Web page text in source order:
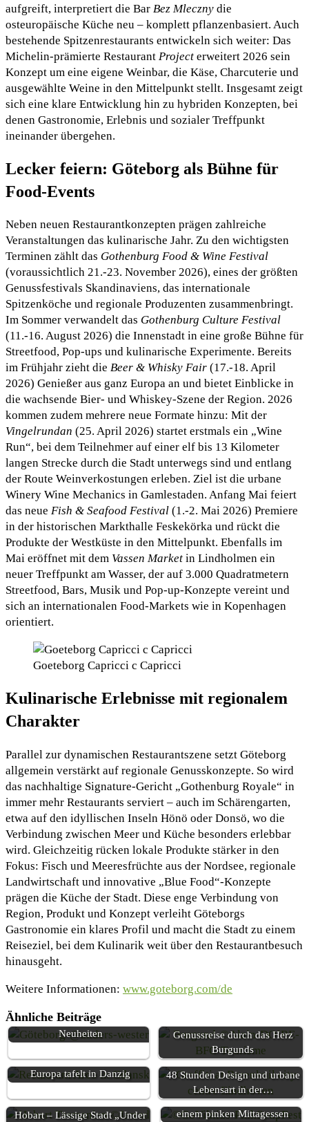
aufgreift, interpretiert die Bar Bez Mleczny die
osteuropäische Küche neu – komplett pflanzenbasiert. Auch
bestehende Spitzenrestaurants entwickeln sich weiter: Das
Michelin-prämierte Restaurant Project erweitert 2026 sein
Konzept um eine eigene Weinbar, die Käse, Charcuterie und
ausgewählte Weine in den Mittelpunkt stellt. Insgesamt zeigt
sich eine klare Entwicklung hin zu hybriden Konzepten, bei
denen Gastronomie, Erlebnis und sozialer Treffpunkt
ineinander übergehen.
Lecker feiern: Göteborg als Bühne für
Food-Events
Neben neuen Restaurantkonzepten prägen zahlreiche
Veranstaltungen das kulinarische Jahr. Zu den wichtigsten
Terminen zählt das Gothenburg Food & Wine Festival
(voraussichtlich 21.-23. November 2026), eines der größten
Genussfestivals Skandinaviens, das internationale
Spitzenköche und regionale Produzenten zusammenbringt.
Im Sommer verwandelt das Gothenburg Culture Festival
(11.-16. August 2026) die Innenstadt in eine große Bühne für
Streetfood, Pop-ups und kulinarische Experimente. Bereits
im Frühjahr zieht die Beer & Whisky Fair (17.-18. April
2026) Genießer aus ganz Europa an und bietet Einblicke in
die wachsende Bier- und Whiskey-Szene der Region. 2026
kommen zudem mehrere neue Formate hinzu: Mit der
Vingelrundan (25. April 2026) startet erstmals ein „Wine
Run“, bei dem Teilnehmer auf einer elf bis 13 Kilometer
langen Strecke durch die Stadt unterwegs sind und entlang
der Route Weinverkostungen erleben. Ziel ist die urbane
Winery Wine Mechanics in Gamlestaden. Anfang Mai feiert
das neue Fish & Seafood Festival (1.-2. Mai 2026) Premiere
in der historischen Markthalle Feskekörka und rückt die
Produkte der Westküste in den Mittelpunkt. Ebenfalls im
Mai eröffnet mit dem Vassen Market in Lindholmen ein
neuer Treffpunkt am Wasser, der auf 3.000 Quadratmetern
Streetfood, Bars, Musik und Pop-up-Konzepte vereint und
sich an internationalen Food-Markets wie in Kopenhagen
orientiert.
Goeteborg Capricci c Capricci
Kulinarische Erlebnisse mit regionalem
Charakter
Parallel zur dynamischen Restaurantszene setzt Göteborg
allgemein verstärkt auf regionale Genusskonzepte. So wird
das nachhaltige Signature-Gericht „Gothenburg Royale“ in
immer mehr Restaurants serviert – auch im Schärengarten,
etwa auf den idyllischen Inseln Hönö oder Donsö, wo die
Verbindung zwischen Meer und Küche besonders erlebbar
wird. Gleichzeitig rücken lokale Produkte stärker in den
Fokus: Fisch und Meeresfrüchte aus der Nordsee, regionale
Landwirtschaft und innovative „Blue Food“-Konzepte
prägen die Küche der Stadt. Diese enge Verbindung von
Region, Produkt und Konzept verleiht Göteborgs
Gastronomie ein klares Profil und macht die Stadt zu einem
Reiseziel, bei dem Kulinarik weit über den Restaurantbesuch
hinausgeht.
Weitere Informationen: www.goteborg.com/de
Ähnliche Beiträge
Göteborg blickt auf 14
Neuheiten
Genussreise durch das Herz
Burgunds
Europa tafelt in Danzig
48 Stunden Design und urbane
Lebensart in der…
Hobart – Lässige Stadt „Under
Vilnius startet den Sommer mit
einem pinken Mittagessen